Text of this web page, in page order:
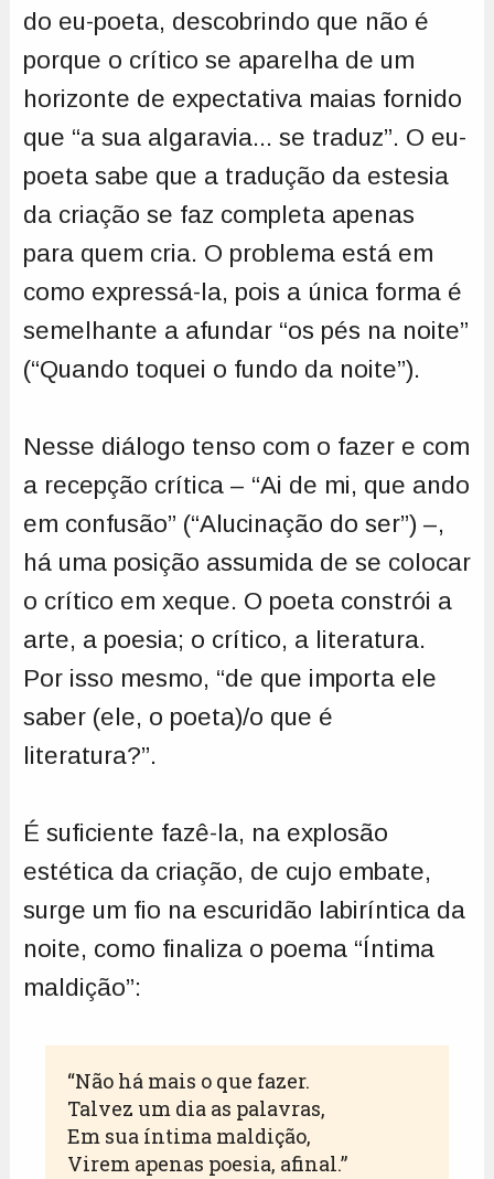
do eu-poeta, descobrindo que não é
porque o crítico se aparelha de um
horizonte de expectativa maias fornido
que “a sua algaravia... se traduz”. O eu-
poeta sabe que a tradução da estesia
da criação se faz completa apenas
para quem cria. O problema está em
como expressá-la, pois a única forma é
semelhante a afundar “os pés na noite”
(“Quando toquei o fundo da noite”).
Nesse diálogo tenso com o fazer e com
a recepção crítica – “Ai de mi, que ando
em confusão” (“Alucinação do ser”) –,
há uma posição assumida de se colocar
o crítico em xeque. O poeta constrói a
arte, a poesia; o crítico, a literatura.
Por isso mesmo, “de que importa ele
saber (ele, o poeta)/o que é
literatura?”.
É suficiente fazê-la, na explosão
estética da criação, de cujo embate,
surge um fio na escuridão labiríntica da
noite, como finaliza o poema “Íntima
maldição”:
“Não há mais o que fazer.
Talvez um dia as palavras,
Em sua íntima maldição,
Virem apenas poesia, afinal.”